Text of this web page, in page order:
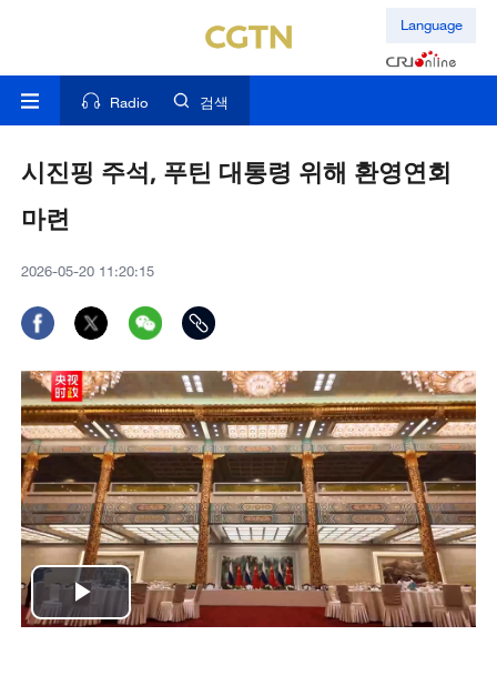
Language
Radio 검색
시진핑 주석, 푸틴 대통령 위해 환영연회
마련
2026-05-20 11:20:15
Play